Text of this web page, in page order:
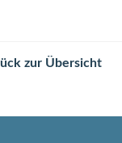
zur Übersicht